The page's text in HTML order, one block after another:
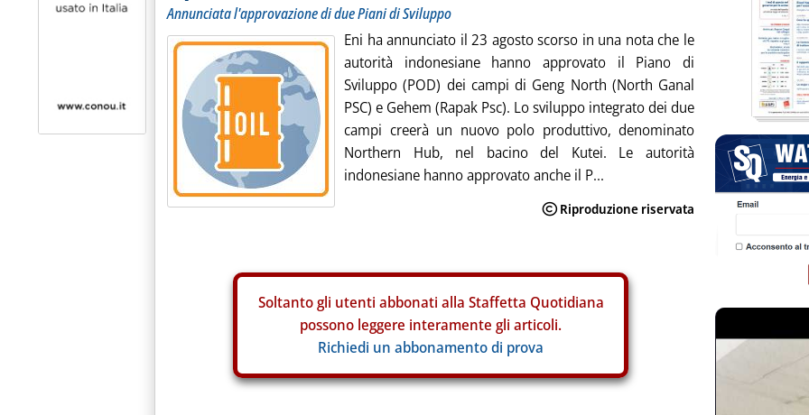
Annunciata l'approvazione di due Piani di Sviluppo
Eni ha annunciato il 23 agosto scorso in una nota che le
autorità indonesiane hanno approvato il Piano di
Sviluppo (POD) dei campi di Geng North (North Ganal
PSC) e Gehem (Rapak Psc). Lo sviluppo integrato dei due
campi creerà un nuovo polo produttivo, denominato
Northern Hub, nel bacino del Kutei. Le autorità
indonesiane hanno approvato anche il P...
Soltanto gli utenti abbonati alla Staffetta Quotidiana
possono leggere interamente gli articoli.
Richiedi un abbonamento di prova